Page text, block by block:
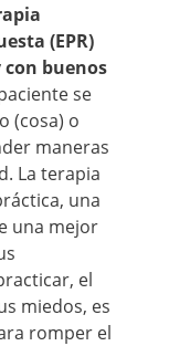
(EPR)
buenos
se
(cosa) o
maneras
La terapia
una
una mejor
el
miedos, es
romper el